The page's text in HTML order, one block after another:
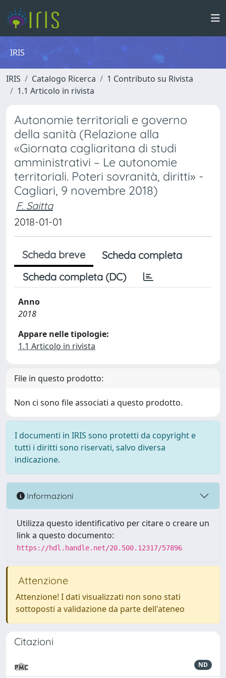
IRIS
IRIS Catalogo Ricerca
1 Contributo su Rivista
1.1 Articolo in rivista
Autonomie territoriali e governo
della sanità (Relazione alla
«Giornata cagliaritana di studi
amministrativi – Le autonomie
territoriali. Poteri sovranità, diritti» -
Cagliari, 9 novembre 2018)
F. Saitta
2018-01-01
Scheda breve
Scheda completa
Scheda completa (DC)
Anno
2018
Appare nelle tipologie:
1.1 Articolo in rivista
File in questo prodotto:
Non ci sono file associati a questo prodotto.
I documenti in IRIS sono protetti da copyright e
tutti i diritti sono riservati, salvo diversa
indicazione.
Informazioni
Utilizza questo identificativo per citare o creare un
link a questo documento:
https://hdl.handle.net/20.500.12317/57896
Attenzione
Attenzione! I dati visualizzati non sono stati
sottoposti a validazione da parte dell'ateneo
Citazioni
ND